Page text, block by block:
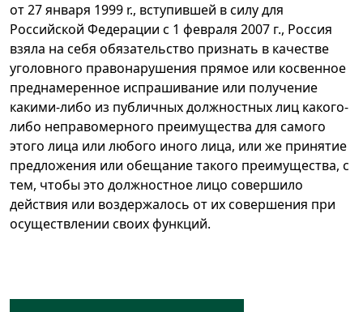
от 27 января 1999 r., вступившей в силу для
Российской Федерации с 1 февраля 2007 г., Россия
взяла на себя обязательство признать в качестве
уголовного правонарушения прямое или косвенное
преднамеренное испрашивание или получение
какими-либо из публичных должностных лиц какого-
либо неправомерного преимущества для самого
этого лица или любого иного лица, или же принятие
предложения или обещание такого преимущества, с
тем, чтобы это должностное лицо совершило
действия или воздержалось от их совершения при
осуществлении своих функций.